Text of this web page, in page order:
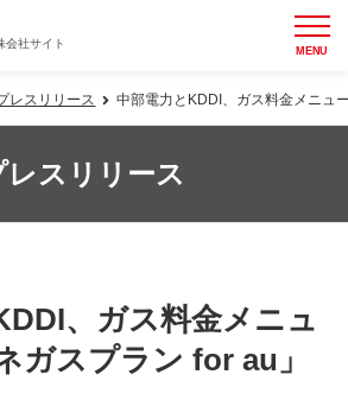
会社サイト MENU
レスリリース 中部電力とKDDI、ガス料金メニュ
レスリリース
、ガス料金メニュ
ガスプラン for au」